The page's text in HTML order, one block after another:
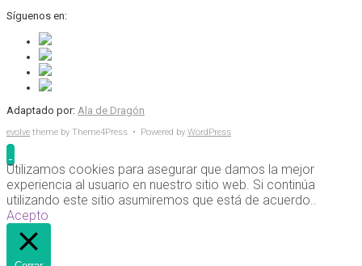
Síguenos en:
Adaptado por: Ala de Dragón
evolve theme by Theme4Press • Powered by WordPress
Utilizamos cookies para asegurar que damos la mejor
experiencia al usuario en nuestro sitio web. Si continúa
utilizando este sitio asumiremos que está de acuerdo..
Acepto